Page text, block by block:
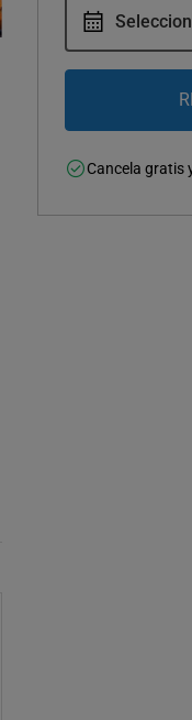
Cancela gratis